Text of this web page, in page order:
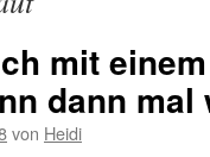
mit
dann mal
von Heidi